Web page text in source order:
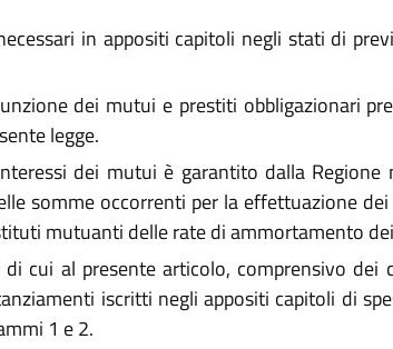
in appositi capitoli negli stati di
dei mutui e prestiti obbligazionari
legge.
dei mutui è garantito dalla Regione
somme occorrenti per la effettuazione
mutuanti delle rate di ammortamento
cui al presente articolo, comprensivo
iscritti negli appositi capitoli di
1 e 2.